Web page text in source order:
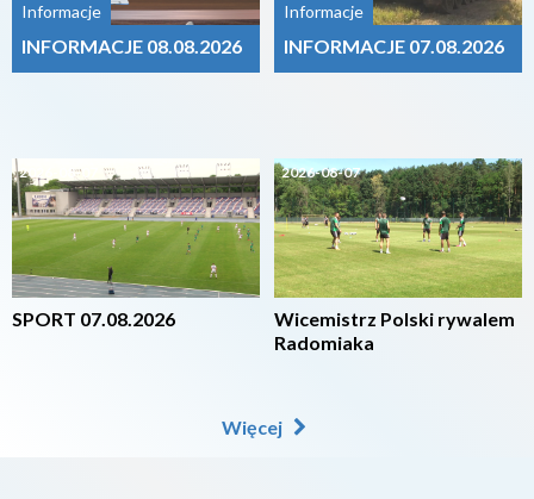
Informacje
INFORMACJE 08.08.2026
2026-08-07
SPORT 07.08.2026
Informacje
INFORMACJE 07.08.2026
2026-08-07
Wicemistrz Polski rywalem
Radomiaka
Więcej